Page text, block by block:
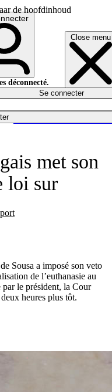
de hoofdinhoud
Close menu
déconnecté.
Se connecter
met son
loi sur
Sousa a imposé son veto
de l’euthanasie au
le président, la Cour
heures plus tôt.